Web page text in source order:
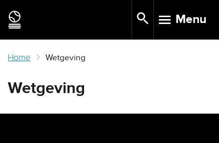
main
TOGGLE
Menu
Home Wetgeving
Wetgeving